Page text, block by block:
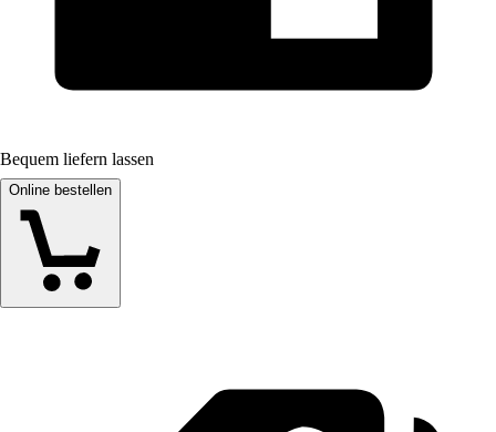
Bequem liefern lassen
Online bestellen